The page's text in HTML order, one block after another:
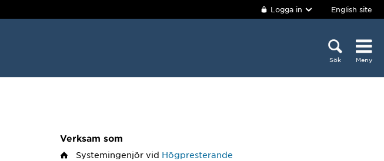
Logga in English site
Sök Meny
Verksam som
Systemingenjör vid Högpresterande